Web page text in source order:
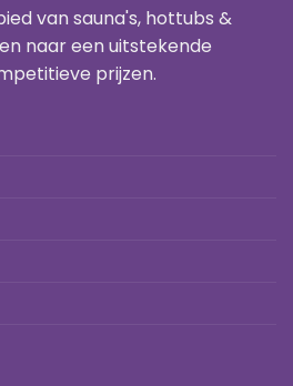
van sauna's, hottubs &
naar een uitstekende
prijzen.